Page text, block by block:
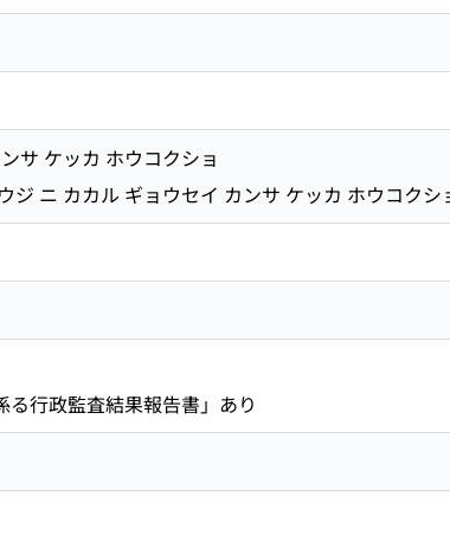
サ ケッカ ホウコクショ
ジ ニ カカル ギョウセイ カンサ ケッカ ホウコクシ
る行政監査結果報告書」あり